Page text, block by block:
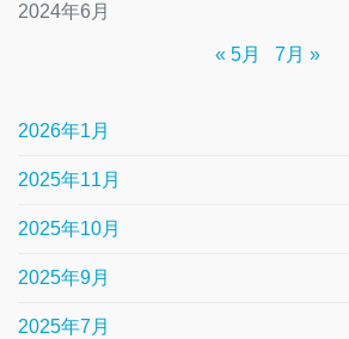
2024年6月
« 5月 7月 »
2026年1月
2025年11月
2025年10月
2025年9月
2025年7月